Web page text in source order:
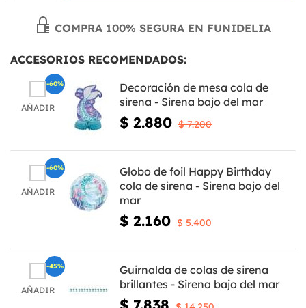
COMPRA 100% SEGURA EN FUNIDELIA
ACCESORIOS RECOMENDADOS:
AÑADIR
Decoración de mesa cola de
sirena - Sirena bajo del mar
$ 2.880 $ 7.200
-60%
AÑADIR
Globo de foil Happy Birthday
cola de sirena - Sirena bajo del
mar
$ 2.160 $ 5.400
-60%
AÑADIR
Guirnalda de colas de sirena
brillantes - Sirena bajo del mar
$ 7.838
-45%